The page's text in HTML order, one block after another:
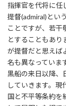
指揮官を代将に任
提督(admiral)とい
ことですが、若干
とすることもあり
が提督だと思えば
名も異なっていま
黒船の来日以降、
していきます。現
国と不平等条約を